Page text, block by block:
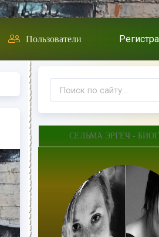
Пользователи
СЕЛЬМА ЭРГЕЧ -